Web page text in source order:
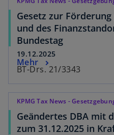
Gesetz zur
und des
Bundestag
19.12.2025
BT-Drs. 21/3343
Mehr
KPMG Tax News -
Geändertes DBA mit
zum 31.12.2025 in